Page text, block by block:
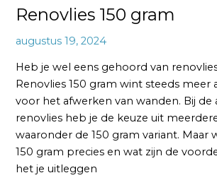
Renovlies 150 gram
augustus 19, 2024
Heb je wel eens gehoord van
Renovlies 150 gram wint steeds meer
voor het afwerken van wanden. Bij de
renovlies heb je de keuze uit
waaronder de 150 gram variant. Maar
150 gram precies en wat zijn de
het je uitleggen